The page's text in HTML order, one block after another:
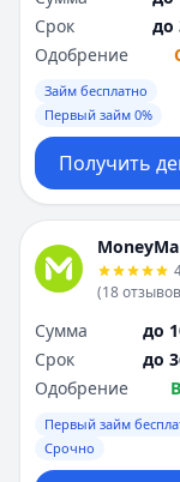
Срок
до
Одобрение
Займ бесплатно
Первый займ 0%
Получить
(18отзывов
Сумма
до
Срок
до
Одобрение
Первый займ
Срочно